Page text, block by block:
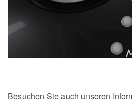
Besuchen Sie auch unseren